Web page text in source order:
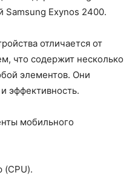
Samsung Exynos 2400.
отличается от
что содержит несколько
элементов. Они
эффективность.
мобильного
(CPU).